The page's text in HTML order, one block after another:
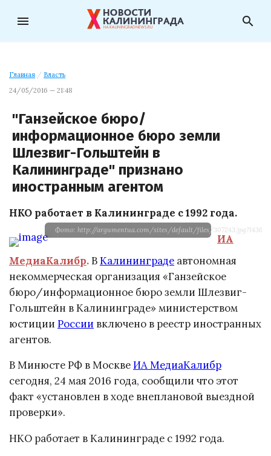
menu search
Главная / Власть
24/05/2016 — 21:48
"Ганзейское бюро/
информационное бюро земли
Шлезвиг-Гольштейн в
Калининграде" признано
иностранным агентом
НКО работает в Калининграде с 1992 года.
Фото: http://argumentua.com/sites/default/files/
ИА
МедиаКалибр.ВКалининграде автономная
некоммерческая организация «Ганзейское
бюро/информационное бюро земли Шлезвиг-
Гольштейн в Калининграде» министерством
юстиции России включено в реестр иностранных
агентов.
В Минюсте РФ в МосквеИА МедиаКалибр
сегодня, 24 мая 2016 года, сообщили что этот
факт «установлен в ходе внеплановой выездной
проверки».
НКО работает в Калининграде с 1992 года.